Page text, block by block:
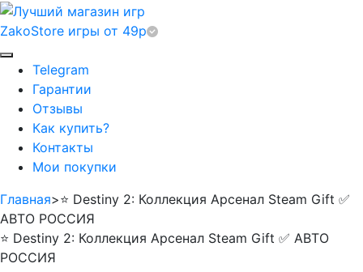
ZakoStore игры от 49р
Telegram
Гарантии
Отзывы
Как купить?
Контакты
Мои покупки
Главная>⭐ Destiny 2: Коллекция Арсенал Steam Gift ✅
АВТО РОССИЯ
⭐ Destiny 2: Коллекция Арсенал Steam Gift ✅ АВТО
РОССИЯ